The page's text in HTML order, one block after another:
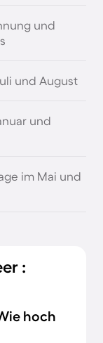
und
und August
und
im Mai und
:
hoch